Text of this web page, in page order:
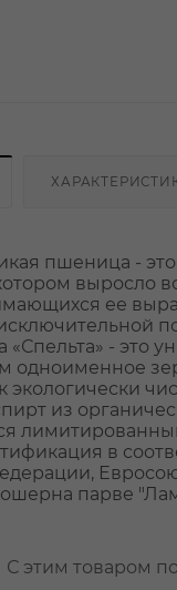
пшеница -
выросло
ее
«Спельта» - это
одноименное
экологически
из
в
парве
С этим товаром